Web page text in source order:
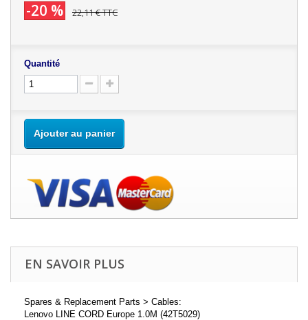
-20 % 22,11 €TTC
Quantité
Ajouter au panier
EN SAVOIR PLUS
Spares & Replacement Parts > Cables:
Lenovo LINE CORD Europe 1.0M (42T5029)